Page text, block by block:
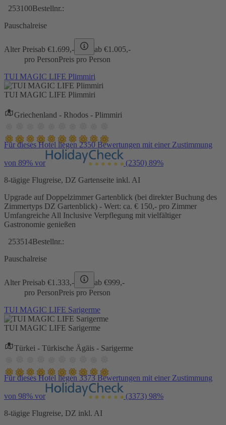
253100Bestellnr.:
Pauschalreise
Alter Preisab €1.699,- ab €1.005,-
pro PersonPreis pro Person
TUI MAGIC LIFE Plimmiri
TUI MAGIC LIFE Plimmiri
Griechenland - Rhodos - Plimmiri
Für dieses Hotel liegen 2350 Bewertungen mit einer Zustimmung
von 89% vor (2350) 89%
8-tägige Flugreise, DZ Gartenseite inkl. AI
Upgrade auf Doppelzimmer Gartenblick (bei direkter Buchung des
Zimmertyps DZ Gartenblick) - Wert: ca. € 150,- pro Zimmer
Umfangreiche All Inclusive Verpflegung mit vielfältiger
Gastronomie genießen
253514Bestellnr.:
Pauschalreise
Alter Preisab €1.333,- ab €999,-
pro PersonPreis pro Person
TUI MAGIC LIFE Sarigerme
TUI MAGIC LIFE Sarigerme
Türkei - Türkische Ägäis - Sarigerme
Für dieses Hotel liegen 3373 Bewertungen mit einer Zustimmung
von 98% vor (3373) 98%
8-tägige Flugreise, DZ inkl. AI